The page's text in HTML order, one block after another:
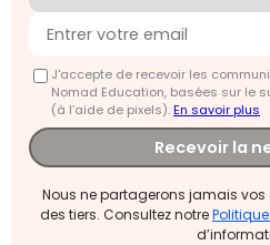
J'accepte de recevoir les
Nomad Education, basées sur le
(à l’aide de pixels).En savoir plus
Recevoir la
Nous ne partagerons jamais
des tiers. Consultez notre